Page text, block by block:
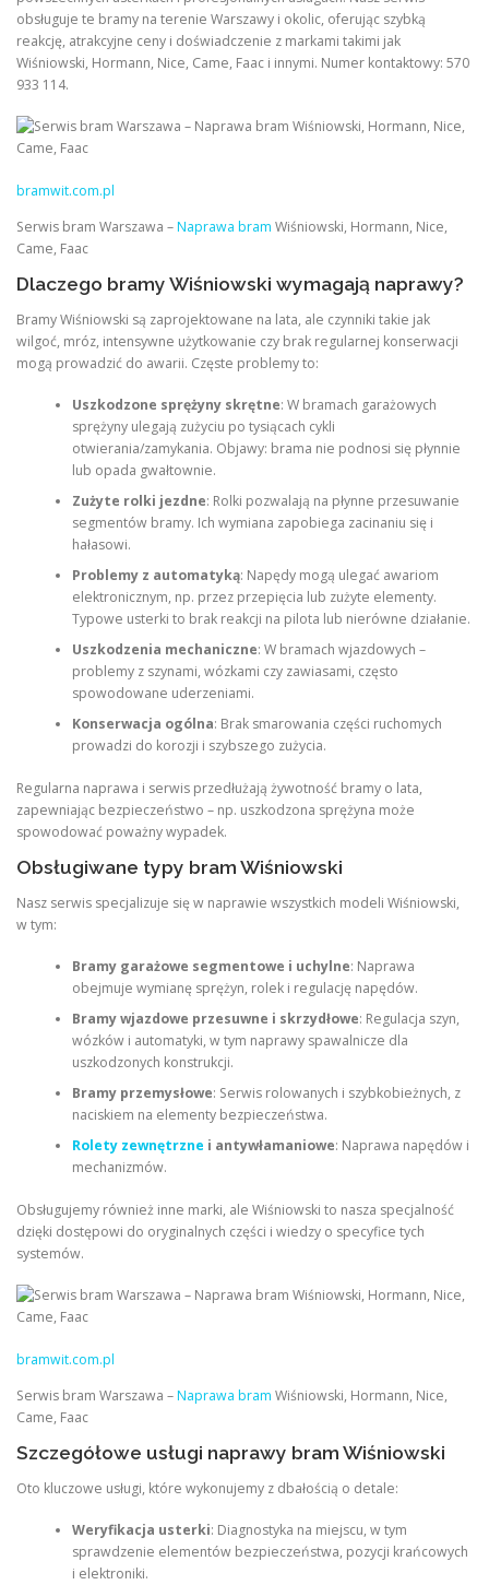
obsługuje te bramy na terenie Warszawy i okolic, oferując szybką
reakcję, atrakcyjne ceny i doświadczenie z markami takimi jak
Wiśniowski, Hormann, Nice, Came, Faac i innymi. Numer kontaktowy: 570
933 114.
bramwit.com.pl
Serwis bram Warszawa –Naprawa bram Wiśniowski, Hormann, Nice,
Came, Faac
Dlaczego bramy Wiśniowski wymagają naprawy?
Bramy Wiśniowski są zaprojektowane na lata, ale czynniki takie jak
wilgoć, mróz, intensywne użytkowanie czy brak regularnej konserwacji
mogą prowadzić do awarii. Częste problemy to:
Uszkodzone sprężyny skrętne: W bramach garażowych
sprężyny ulegają zużyciu po tysiącach cykli
otwierania/zamykania. Objawy: brama nie podnosi się płynnie
lub opada gwałtownie.
Zużyte rolki jezdne: Rolki pozwalają na płynne przesuwanie
segmentów bramy. Ich wymiana zapobiega zacinaniu się i
hałasowi.
Problemy z automatyką: Napędy mogą ulegać awariom
elektronicznym, np. przez przepięcia lub zużyte elementy.
Typowe usterki to brak reakcji na pilota lub nierówne działanie.
Uszkodzenia mechaniczne: W bramach wjazdowych –
problemy z szynami, wózkami czy zawiasami, często
spowodowane uderzeniami.
Konserwacja ogólna: Brak smarowania części ruchomych
prowadzi do korozji i szybszego zużycia.
Regularna naprawa i serwis przedłużają żywotność bramy o lata,
zapewniając bezpieczeństwo – np. uszkodzona sprężyna może
spowodować poważny wypadek.
Obsługiwane typy bram Wiśniowski
Nasz serwis specjalizuje się w naprawie wszystkich modeli Wiśniowski,
w tym:
Bramy garażowe segmentowe i uchylne: Naprawa
obejmuje wymianę sprężyn, rolek i regulację napędów.
Bramy wjazdowe przesuwne i skrzydłowe: Regulacja szyn,
wózków i automatyki, w tym naprawy spawalnicze dla
uszkodzonych konstrukcji.
Bramy przemysłowe: Serwis rolowanych i szybkobieżnych, z
naciskiem na elementy bezpieczeństwa.
Rolety zewnętrzne i antywłamaniowe: Naprawa napędów i
mechanizmów.
Obsługujemy również inne marki, ale Wiśniowski to nasza specjalność
dzięki dostępowi do oryginalnych części i wiedzy o specyfice tych
systemów.
bramwit.com.pl
Serwis bram Warszawa –Naprawa bram Wiśniowski, Hormann, Nice,
Came, Faac
Szczegółowe usługi naprawy bram Wiśniowski
Oto kluczowe usługi, które wykonujemy z dbałością o detale:
Weryfikacja usterki: Diagnostyka na miejscu, w tym
sprawdzenie elementów bezpieczeństwa, pozycji krańcowych
i elektroniki.